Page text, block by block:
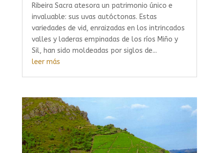
Ribeira Sacra atesora un patrimonio único e
invaluable: sus uvas autóctonas. Estas
variedades de vid, enraizadas en los intrincados
valles y laderas empinadas de los ríos Miño y
Sil, han sido moldeadas por siglos de...
leer más